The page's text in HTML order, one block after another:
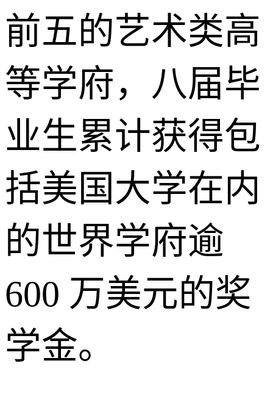
前五的艺术类高
等学府，八届毕
业生累计获得包
括美国大学在内
的世界学府逾
600 万美元的奖
学金。